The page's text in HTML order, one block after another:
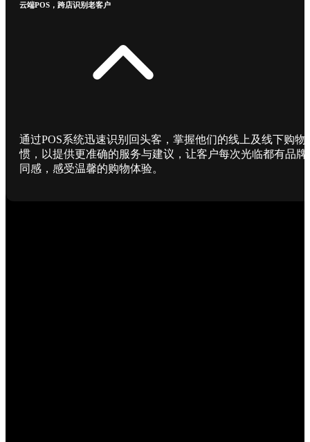
云端POS，跨店识别老客户
通过POS系统迅速识别回头客，掌握他们的线上及线下购物
惯，以提供更准确的服务与建议，让客户每次光临都有品牌
同感，感受温馨的购物体验。